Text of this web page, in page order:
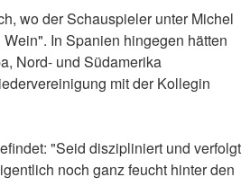
wo der Schauspieler unter Michel
In Spanien hingegen hätten
Nord- und Südamerika
mit der Kollegin
"Seid diszipliniert und verfolgt
noch ganz feucht hinter den